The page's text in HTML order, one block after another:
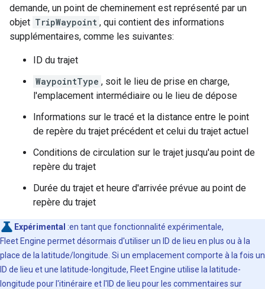
demande, un point de cheminement est représenté par un
objet TripWaypoint , qui contient des informations
supplémentaires, comme les suivantes:
ID du trajet
WaypointType , soit le lieu de prise en charge,
l'emplacement intermédiaire ou le lieu de dépose
Informations sur le tracé et la distance entre le point
de repère du trajet précédent et celui du trajet actuel
Conditions de circulation sur le trajet jusqu'au point de
repère du trajet
Durée du trajet et heure d'arrivée prévue au point de
repère du trajet
Expérimental :en tant que fonctionnalité expérimentale,
Fleet Engine permet désormais d'utiliser un ID de lieu en plus ou à la
place de la latitude/longitude. Si un emplacement comporte à la fois un
ID de lieu et une latitude-longitude, Fleet Engine utilise la latitude-
longitude pour l'itinéraire et l'ID de lieu pour les commentaires sur